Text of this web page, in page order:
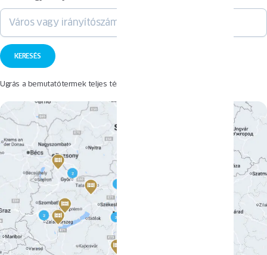
Ugrás a bemutatótermek teljes térképéhez